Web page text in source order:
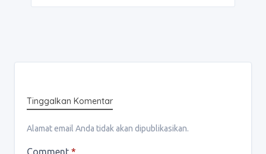
Tinggalkan Komentar
Alamat email Anda tidak akan dipublikasikan.
Comment *